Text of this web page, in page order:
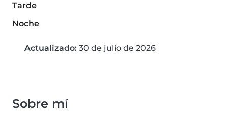
Tarde
Noche
Actualizado: 30 de julio de 2026
Sobre mí